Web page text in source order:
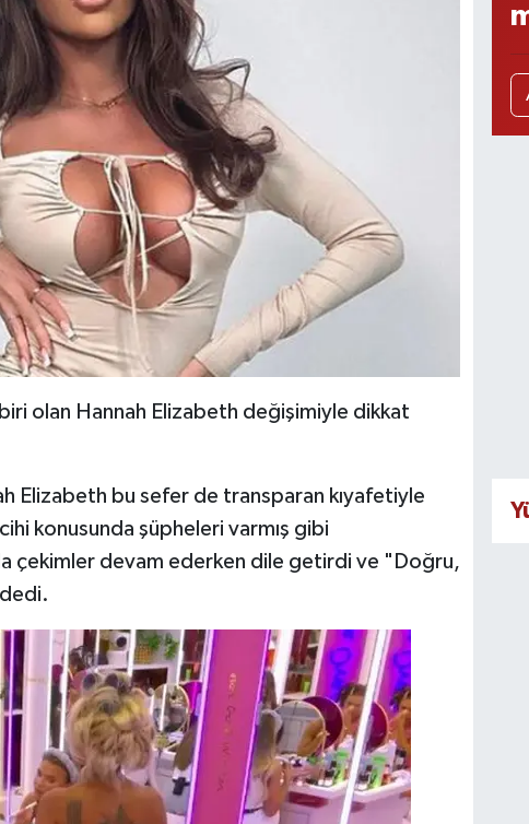
olan Hannah Elizabeth değişimiyle dikkat
Elizabeth bu sefer de transparan kıyafetiyle
konusunda şüpheleri varmış gibi
çekimler devam ederken dile getirdi ve "Doğru,